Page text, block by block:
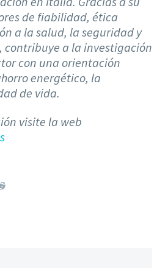
de fiabilidad, ética
a la salud, la seguridad y
contribuye a la investigación
con una orientación
energético, la
de vida.
visite la web